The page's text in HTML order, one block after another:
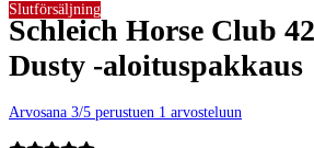
Schleich Horse Club
Dusty -aloituspakkaus
Arvosana 3/5 perustuen 1 arvosteluun
Slutförsäljning